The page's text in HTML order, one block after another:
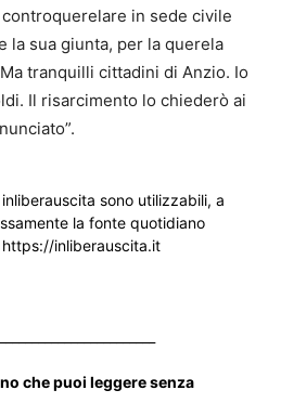
in sede civile
la sua giunta, per la querela
tranquilli cittadini di Anzio. Io
Il risarcimento lo chiederò ai
sono utilizzabili, a
la fonte quotidiano
inliberauscita.it
che puoi leggere senza